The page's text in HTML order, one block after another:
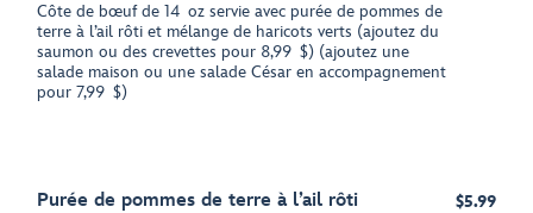
Côte de bœuf de 14 oz servie avec purée de pommes de
terre à l’ail rôti et mélange de haricots verts (ajoutez du
saumon ou des crevettes pour 8,99 $) (ajoutez une
salade maison ou une salade César en accompagnement
pour 7,99 $)
Purée de pommes de terre à l’ail rôti $5.99